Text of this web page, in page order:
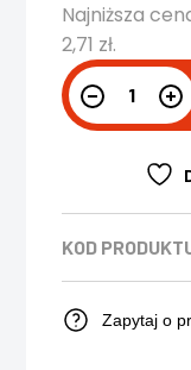
Najniższa
2,71 zł.
KOD
Zapytaj o